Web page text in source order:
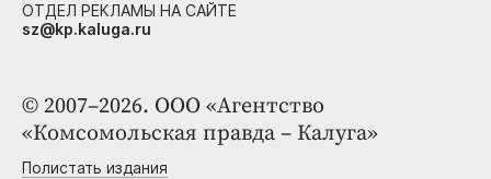
© 2007–2026. ООО «Агентство
«Комсомольская правда – Калуга»
Полистать издания
ОТДЕЛ РЕКЛАМЫ НА САЙТЕ
sz@kp.kaluga.ru